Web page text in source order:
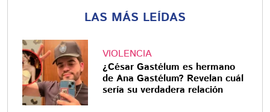
LAS MÁS LEÍDAS
VIOLENCIA
¿César Gastélum es hermano
de Ana Gastélum? Revelan cuál
sería su verdadera relación